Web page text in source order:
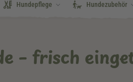
Hundepflege Hundezubehör
– frisch